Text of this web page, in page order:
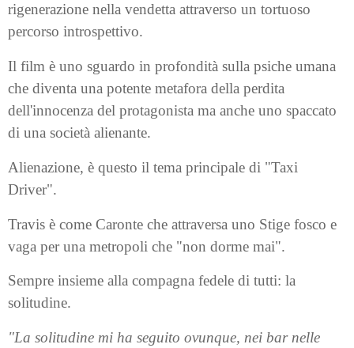
rigenerazione nella vendetta attraverso un tortuoso
percorso introspettivo.
Il film è uno sguardo in profondità sulla psiche umana
che diventa una potente metafora della perdita
dell'innocenza del protagonista ma anche uno spaccato
di una società alienante.
Alienazione, è questo il tema principale di "Taxi
Driver".
Travis è come Caronte che attraversa uno Stige fosco e
vaga per una metropoli che "non dorme mai".
Sempre insieme alla compagna fedele di tutti: la
solitudine.
"La solitudine mi ha seguito ovunque, nei bar nelle